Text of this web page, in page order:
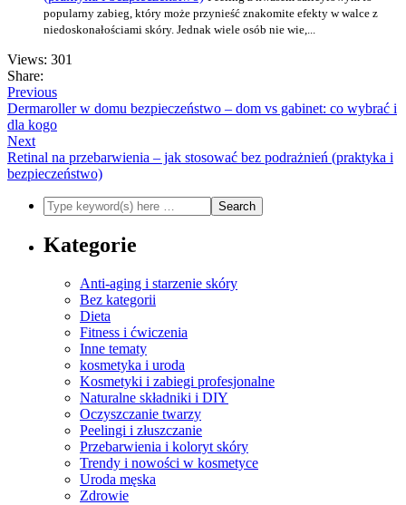
popularny zabieg, który może przynieść znakomite efekty w walce z
niedoskonałościami skóry. Jednak wiele osób nie wie,...
Views: 301
Share:
Previous
Dermaroller w domu bezpieczeństwo – dom vs gabinet: co wybrać i
dla kogo
Next
Retinal na przebarwienia – jak stosować bez podrażnień (praktyka i
bezpieczeństwo)
Kategorie
Anti-aging i starzenie skóry
Bez kategorii
Dieta
Fitness i ćwiczenia
Inne tematy
kosmetyka i uroda
Kosmetyki i zabiegi profesjonalne
Naturalne składniki i DIY
Oczyszczanie twarzy
Peelingi i złuszczanie
Przebarwienia i koloryt skóry
Trendy i nowości w kosmetyce
Uroda męska
Zdrowie